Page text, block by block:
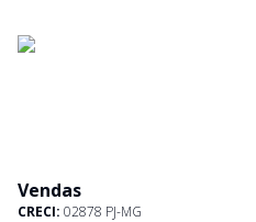
Vendas
CRECI: 02878 PJ-MG